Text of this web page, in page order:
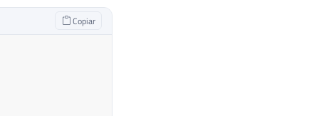
Copiar